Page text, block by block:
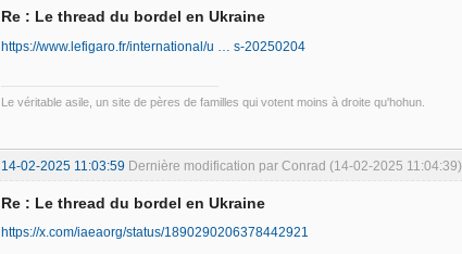
Re : Le thread du bordel en Ukraine
https://www.lefigaro.fr/international/u … s-20250204
Le véritable asile, un site de pères de familles qui votent moins à droite qu'hohun.
14-02-2025 11:03:59 Dernière modification par Conrad (14-02-2025 11:04:39)
Re : Le thread du bordel en Ukraine
https://x.com/iaeaorg/status/1890290206378442921